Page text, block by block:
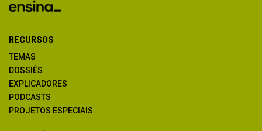
RECURSOS
TEMAS
DOSSIÊS
EXPLICADORES
PODCASTS
PROJETOS ESPECIAIS